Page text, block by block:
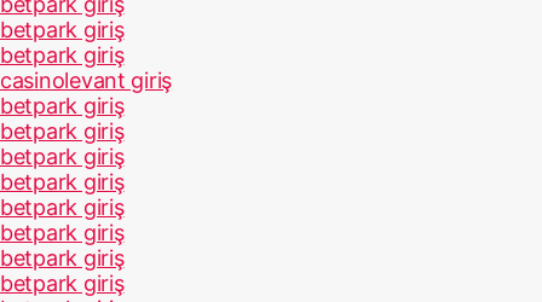
betpark giriş
betpark giriş
casinolevant giriş
betpark giriş
betpark giriş
betpark giriş
betpark giriş
betpark giriş
betpark giriş
betpark giriş
betpark giriş